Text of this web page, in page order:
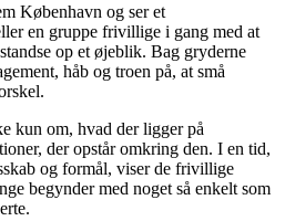
København og ser et
en gruppe frivillige i gang med at
op et øjeblik. Bag gryderne
håb og troen på, at små
kun om, hvad der ligger på
der opstår omkring den. I en tid,
og formål, viser de frivillige
begynder med noget så enkelt som